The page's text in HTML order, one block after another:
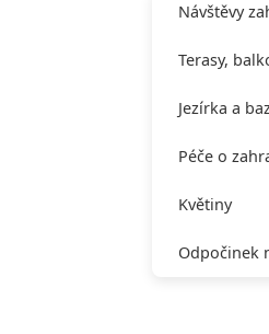
Návštěvy
Terasy,
Jezírka a
Péče o
Květiny
Odpočinek